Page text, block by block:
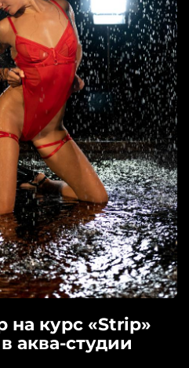
на курс «Strip»
аква-студии